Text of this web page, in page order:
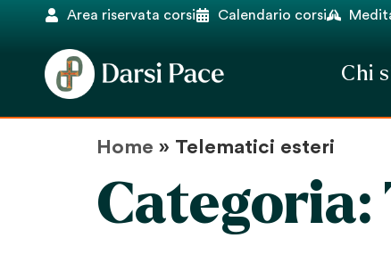
Area riservata corsi Calendario corsi
Chi
Home » Telematici esteri
Categoria: